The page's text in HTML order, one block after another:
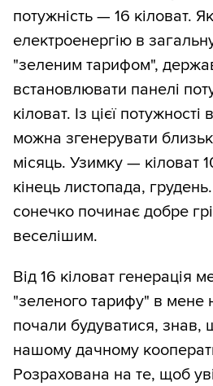
потужність — 16 кіловат.
електроенергію в
"зеленим тарифом",
встановлювати панелі
кіловат. Із цієї потужності
можна згенерувати
місяць. Узимку — кіловат
кінець листопада,
сонечко починає добре
веселішим.
Від 16 кіловат генерація
"зеленого тарифу" в мене
почали будуватися, знав,
нашому дачному
Розрахована на те, щоб